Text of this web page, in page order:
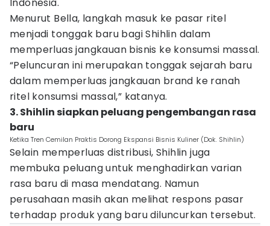
Menurut Bella, langkah masuk ke pasar ritel
menjadi tonggak baru bagi Shihlin dalam
memperluas jangkauan bisnis ke konsumsi massal.
“Peluncuran ini merupakan tonggak sejarah baru
dalam memperluas jangkauan brand ke ranah
ritel konsumsi massal,” katanya.
3. Shihlin siapkan peluang pengembangan rasa
baru
Ketika Tren Cemilan Praktis Dorong Ekspansi Bisnis Kuliner (Dok. Shihlin)
Selain memperluas distribusi, Shihlin juga
membuka peluang untuk menghadirkan varian
rasa baru di masa mendatang. Namun
perusahaan masih akan melihat respons pasar
terhadap produk yang baru diluncurkan tersebut.